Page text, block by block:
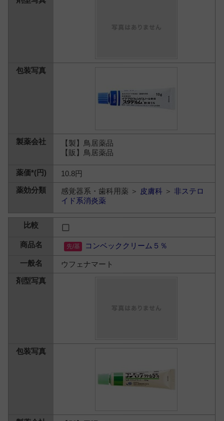
【製】鳥居薬品
【販】鳥居薬品
10.8円
感覚器系・歯科用薬 ＞ 皮膚科 ＞非ステロ
イド系消炎薬
コンベッククリーム５％
ウフェナマート